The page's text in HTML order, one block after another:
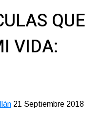
QUE
VIDA:
21 Septiembre 2018